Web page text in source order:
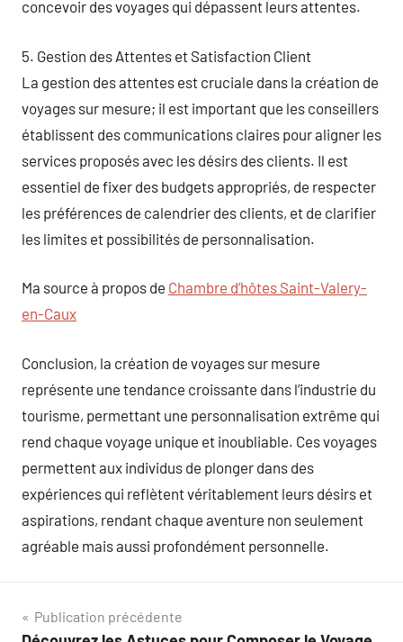
concevoir des voyages qui dépassent leurs attentes.
5. Gestion des Attentes et Satisfaction Client
La gestion des attentes est cruciale dans la création de
voyages sur mesure; il est important que les conseillers
établissent des communications claires pour aligner les
services proposés avec les désirs des clients. Il est
essentiel de fixer des budgets appropriés, de respecter
les préférences de calendrier des clients, et de clarifier
les limites et possibilités de personnalisation.
Ma source à propos de Chambre d’hôtes Saint-Valery-
en-Caux
Conclusion, la création de voyages sur mesure
représente une tendance croissante dans l’industrie du
tourisme, permettant une personnalisation extrême qui
rend chaque voyage unique et inoubliable. Ces voyages
permettent aux individus de plonger dans des
expériences qui reflètent véritablement leurs désirs et
aspirations, rendant chaque aventure non seulement
agréable mais aussi profondément personnelle.
Navigation
Publication précédente